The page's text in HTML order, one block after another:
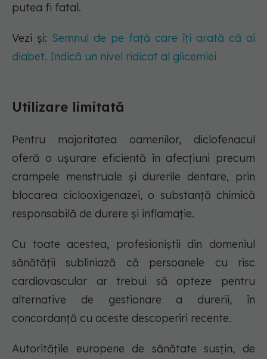
putea fi fatal.
Vezi și: Semnul de pe față care îți arată că ai
diabet. Indică un nivel ridicat al glicemiei
Utilizare limitată
Pentru majoritatea oamenilor, diclofenacul
oferă o ușurare eficientă în afecțiuni precum
crampele menstruale și durerile dentare, prin
blocarea ciclooxigenazei, o substanță chimică
responsabilă de durere și inflamație.
Cu toate acestea, profesioniștii din domeniul
sănătății subliniază că persoanele cu risc
cardiovascular ar trebui să opteze pentru
alternative de gestionare a durerii, în
concordanță cu aceste descoperiri recente.
Autoritățile europene de sănătate susțin, de